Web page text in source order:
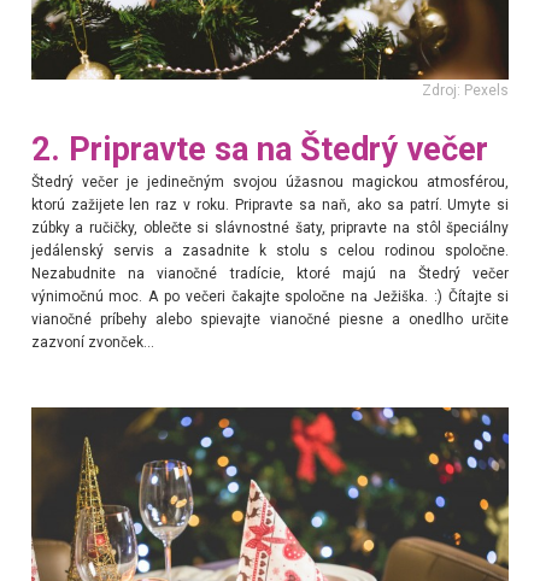
Zdroj: Pexels
2. Pripravte sa na Štedrý večer
Štedrý večer je jedinečným svojou úžasnou magickou atmosférou,
ktorú zažijete len raz v roku. Pripravte sa naň, ako sa patrí. Umyte si
zúbky a ručičky, oblečte si slávnostné šaty, pripravte na stôl špeciálny
jedálenský servis a zasadnite k stolu s celou rodinou spoločne.
Nezabudnite na vianočné tradície, ktoré majú na Štedrý večer
výnimočnú moc. A po večeri čakajte spoločne na Ježiška. :) Čítajte si
vianočné príbehy alebo spievajte vianočné piesne a onedlho určite
zazvoní zvonček...